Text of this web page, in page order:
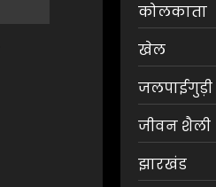
कोलकाता
खेल
जलपाईगुड़ी
जीवन शैली
झारखंड